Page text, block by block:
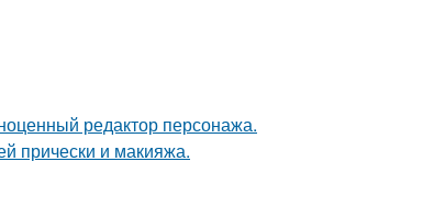
редактор персонажа.
прически и макияжа.